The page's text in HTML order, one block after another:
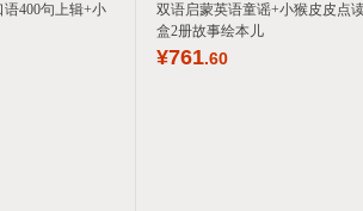
400句上辑+小
双语启蒙英语童谣+小猴皮皮点
盒2册故事绘本儿
¥761.60